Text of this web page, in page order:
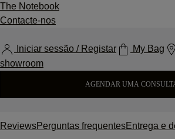
The Notebook
Contacte-nos
Iniciar sessão / Registar My Bag
showroom
AGENDAR UMA
ReviewsPerguntas frequentesEntrega e